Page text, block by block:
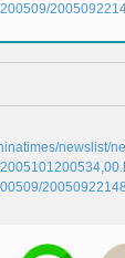
newslist/